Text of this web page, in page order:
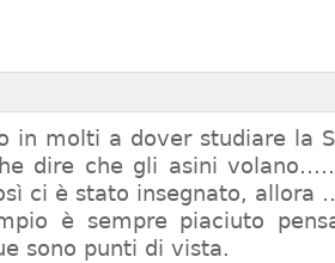
in molti a dover studiare la
dire che gli asini
ci è stato insegnato,
è sempre piaciuto
sono punti di vista.